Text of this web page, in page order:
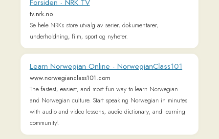
Expand your horizons with a Norwegian course
lingu.no
Expand your horizons with a Norwegian course
Barnebøker for Norge
barneboker.no
Barnebøker for Norge er utviklet for barn, lærere og foreldre
og gjør 40 fortellinger fra African Storybook tilgjengelige på
bokmål og nynorsk, samt de største innvandrings- og
flyktningspråkene i Norge. Noen språk har lydinnspillinger.
Denne nettressursen tilbyr gratis barnebøker online (gratis
bildebøker online), gratis lydbøker for barn og PDF-filer.